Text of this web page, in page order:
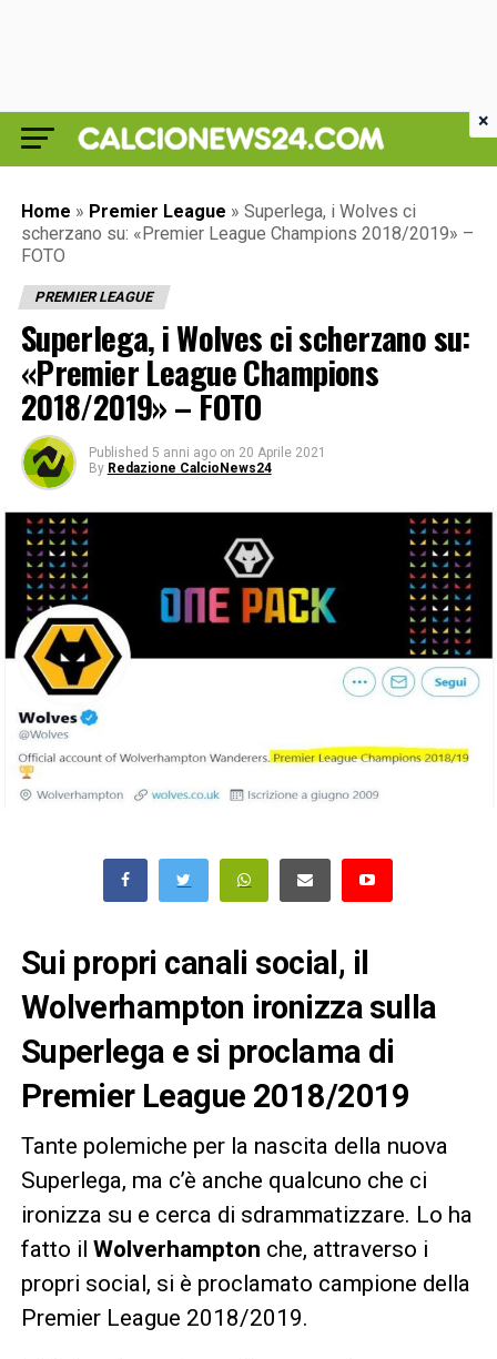
Home » Premier League » Superlega, i Wolves ci
scherzano su: «Premier League Champions 2018/2019» –
FOTO
PREMIER LEAGUE
Superlega, i Wolves ci scherzano su:
«Premier League Champions
2018/2019» – FOTO
Published 5 anni ago on 20 Aprile 2021
By Redazione CalcioNews24
Sui propri canali social, il
Wolverhampton ironizza sulla
Superlega e si proclama di
Premier League 2018/2019
Tante polemiche per la nascita della nuova
Superlega, ma c’è anche qualcuno che ci
ironizza su e cerca di sdrammatizzare. Lo ha
fatto il Wolverhampton che, attraverso i
propri social, si è proclamato campione della
Premier League 2018/2019.
×